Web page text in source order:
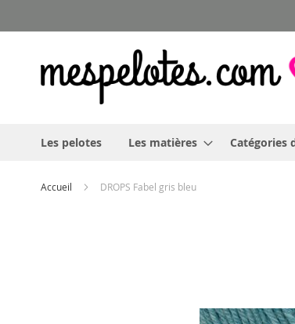
au
Les pelotes Les matières Catégories
Accueil DROPS Fabel gris bleu